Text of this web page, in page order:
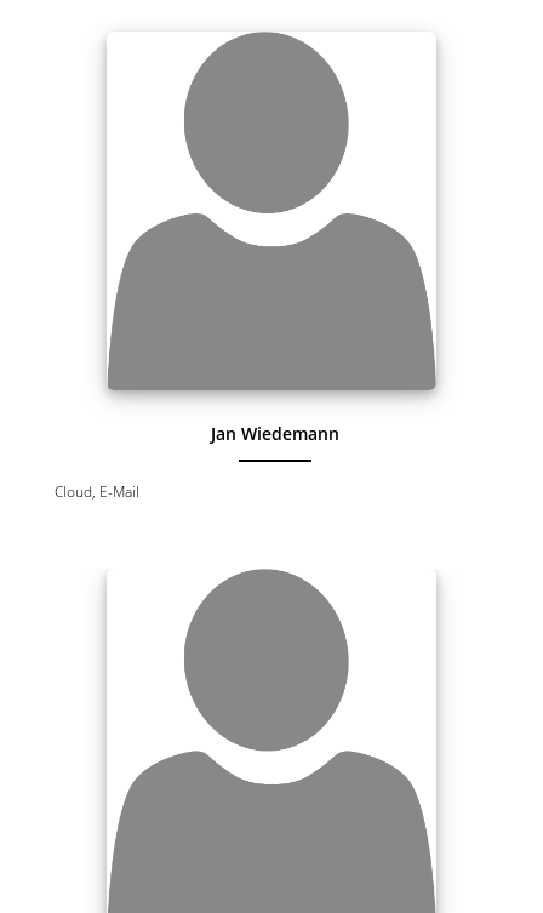
Jan Wiedemann
Cloud, E-Mail